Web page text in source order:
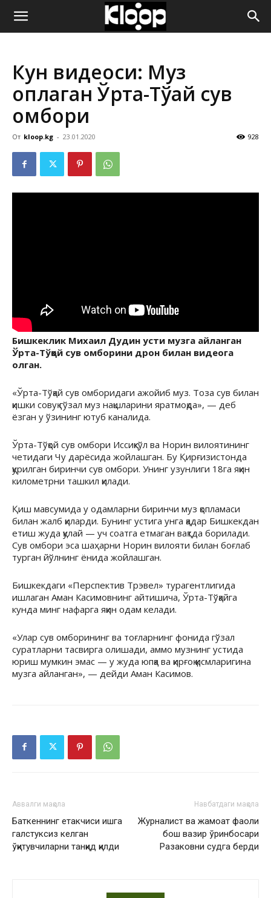
ҚИРҒИЗИСТОН
ЯНГИЛИКЛАРИ
Кун видеоси: Муз
қоплаган Ўрта-Тўқай сув
омбори
От kloop.kg - 23.01.2020 928
Бишкеклик Михаил Дудин усти музга айланган
Ўрта-Тўқой сув омборини дрон билан видеога
олган.
«Ўрта-Тўқай сув омборидаги ажойиб муз. Тоза сув билан
қишки совуқ гўзал муз нақшларини яратмоқда», — деб
ёзган у ўзининг ютуб каналида.
Ўрта-Тўқой сув омбори Иссиқкўл ва Норин вилоятининг
четидаги Чу дарёсида жойлашган. Бу Қирғизистонда
қурилган биринчи сув омбори. Унинг узунлиги 18га яқин
километрни ташкил қилади.
Қиш мавсумида у одамларни биринчи муз қопламаси
билан жалб қиларди. Бунинг устига унга қадар Бишкекдан
етиш жуда қулай — уч соатга етмаган вақтда борилади.
Сув омбори эса шаҳарни Норин вилояти билан боғлаб
турган йўлнинг ёнида жойлашган.
Бишкекдаги «Перспектив Трэвел» турагентлигида
ишлаган Аман Касимовнинг айтишича, Ўрта-Тўқайга
кунда минг нафарга яқин одам келади.
«Улар сув омборининг ва тоғларнинг фонида гўзал
суратларни тасвирга олишади, аммо музнинг устида
юриш мумкин эмас — у жуда юпқа ва қирғоқ қисмларигина
музга айланган», — дейди Аман Касимов.
Аввалги мақола
Баткеннинг етакчиси ишга
галстуксиз келган
ўқитувчиларни танқид қилди
Навбатдаги мақола
Журналист ва жамоат фаоли
бош вазир ўринбосари
Разаковни судга берди